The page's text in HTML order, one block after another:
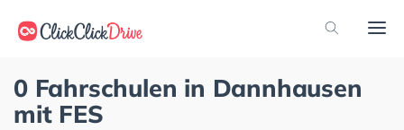
0 Fahrschulen in Dannhausen
mit FES